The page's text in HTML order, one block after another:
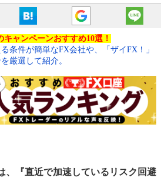
キャンペーンおすすめ10選！
条件が簡単なFX会社や、「ザイFX！」
厳選して紹介。
、『直近で加速しているリスク回避